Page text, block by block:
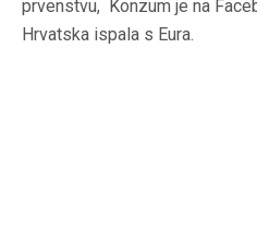
prvenstvu, Konzum je na
Hrvatska ispala s Eura.